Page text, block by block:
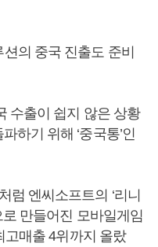
의 중국 진출도 준비
수출이 쉽지 않은 상황
하기 위해 ‘중국통’인
럼 엔씨소프트의 ‘리니
만들어진 모바일게임
고매출 4위까지 올랐